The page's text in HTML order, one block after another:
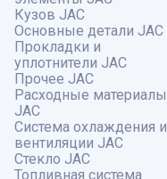
Кузов JAC
Основные детали JAC
Прокладки и
уплотнители JAC
Прочее JAC
Расходные материалы
JAC
Система охлаждения и
вентиляции JAC
Стекло JAC
Топливная система